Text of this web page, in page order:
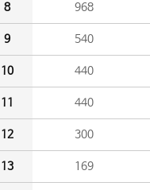
8 968
9 540
10 440
11 440
12 300
13 169